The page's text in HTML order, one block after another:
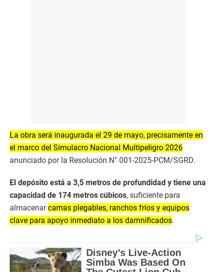
La obra será inaugurada el 29 de mayo, precisamente en
el marco del Simulacro Nacional Multipeligro 2026
anunciado por la Resolución N° 001-2025-PCM/SGRD.
El depósito está a 3,5 metros de profundidad y tiene una
capacidad de 174 metros cúbicos, suficiente para
almacenarcamas plegables, ranchos fríos y equipos
clave para apoyo inmediato a los damnificados.